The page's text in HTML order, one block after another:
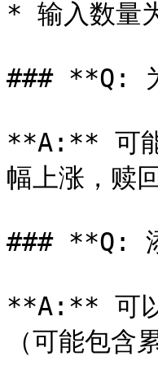
* 输入数量
### **Q: 为
**A:** 可能
幅上涨，赎
### **Q:
**A:** 可以
（可能包含